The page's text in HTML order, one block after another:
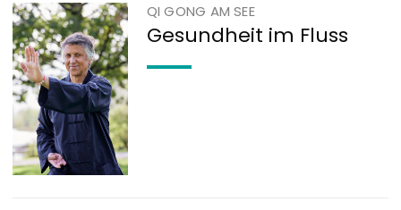
QI GONG AM SEE
Gesundheit im Fluss